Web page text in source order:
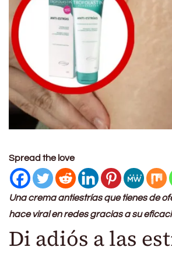
Spread the love
Una crema antiestrías que tienes de
hace viral en redes gracias a su
Di adiós a las